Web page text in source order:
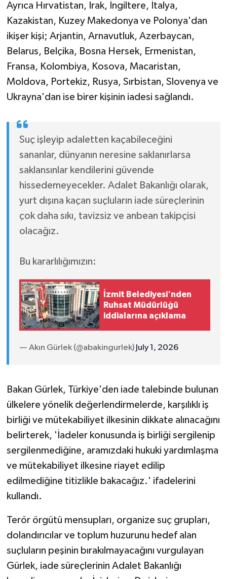
Ayrıca Hırvatistan, Irak, İngiltere, İtalya,
Kazakistan, Kuzey Makedonya ve Polonya'dan
ikişer kişi; Arjantin, Arnavutluk, Azerbaycan,
Belarus, Belçika, Bosna Hersek, Ermenistan,
Fransa, Kolombiya, Kosova, Macaristan,
Moldova, Portekiz, Rusya, Sırbistan, Slovenya ve
Ukrayna'dan ise birer kişinin iadesi sağlandı.
Suç işleyip adaletten kaçabileceğini
sananlar, dünyanın neresine saklanırlarsa
saklansınlar kendilerini güvende
hissedemeyecekler. Adalet Bakanlığı olarak,
yurt dışına kaçan suçluların iade süreçlerinin
çok daha sıkı, tavizsiz ve anbean takipçisi
olacağız.
Bu kararlılığımızın:
İzmit Belediyesi'nden
Ruhsat Müdürlüğü
iddialarına açıklama
— Akın Gürlek (@abakingurlek) July 1, 2026
Bakan Gürlek, Türkiye'den iade talebinde bulunan
ülkelere yönelik değerlendirmelerde, karşılıklı iş
birliği ve mütekabiliyet ilkesinin dikkate alınacağını
belirterek, 'İadeler konusunda iş birliği sergilenip
sergilenmediğine, aramızdaki hukuki yardımlaşma
ve mütekabiliyet ilkesine riayet edilip
edilmediğine titizlikle bakacağız.' ifadelerini
kullandı.
Terör örgütü mensupları, organize suç grupları,
dolandırıcılar ve toplum huzurunu hedef alan
suçluların peşinin bırakılmayacağını vurgulayan
Gürlek, iade süreçlerinin Adalet Bakanlığı